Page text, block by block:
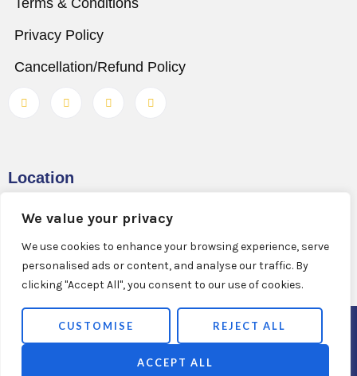
We value your privacy
We use cookies to enhance your browsing experience, serve
personalised ads or content, and analyse our traffic. By
clicking "Accept All", you consent to our use of cookies.
CUSTOMISE REJECT ALL
ACCEPT ALL
Terms & Conditions
Privacy Policy
Cancellation/Refund Policy
Location
#302, 3rd floor, Meridian Plaza, Ameerpet,
Hyderabad – 500016, Telangana.